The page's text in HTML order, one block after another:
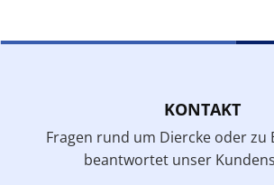
KONTAKT
Fragen rund um Diercke oder zu
beantwortet unser